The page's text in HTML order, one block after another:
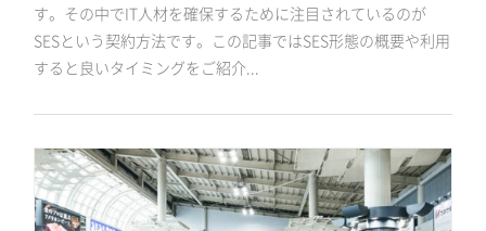
す。その中でIT人材を確保するために注目されているのが
SESという契約方法です。この記事ではSES形態の概要や利用
すると良いタイミングをご紹介...